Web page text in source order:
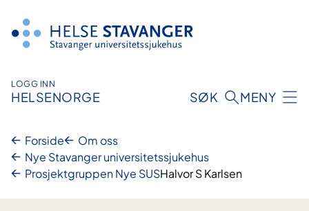
innhold
LOGG INN
HELSENORGE SØK MENY
Forside
Om oss
Nye Stavanger universitetssjukehus
Prosjektgruppen Nye SUSHalvor S Karlsen